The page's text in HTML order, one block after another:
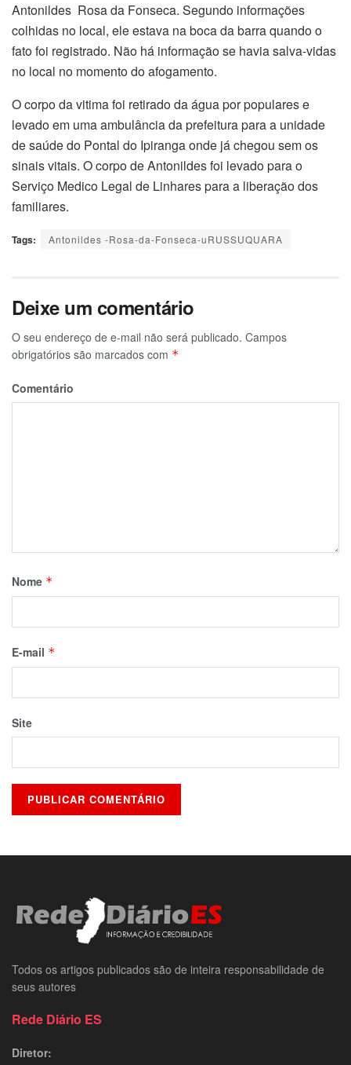
Antonildes Rosa da Fonseca. Segundo informações
colhidas no local, ele estava na boca da barra quando o
fato foi registrado. Não há informação se havia salva-vidas
no local no momento do afogamento.
O corpo da vitima foi retirado da água por populares e
levado em uma ambulância da prefeitura para a unidade
de saúde do Pontal do Ipiranga onde já chegou sem os
sinais vitais. O corpo de Antonildes foi levado para o
Serviço Medico Legal de Linhares para a liberação dos
familiares.
Tags: Antonildes -Rosa-da-Fonseca-uRUSSUQUARA
Deixe um comentário
O seu endereço de e-mail não será publicado. Campos
obrigatórios são marcados com *
Comentário
Nome *
E-mail *
Site
Todos os artigos publicados são de inteira responsabilidade de
seus autores
Rede Diário ES
Diretor: